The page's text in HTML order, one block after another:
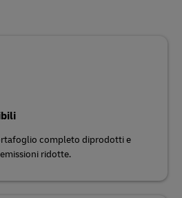
completo diprodotti e
ridotte.